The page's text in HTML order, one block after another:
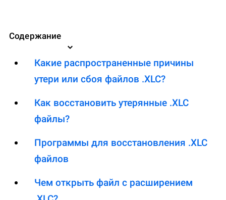
Содержание
Какие распространенные причины
утери или сбоя файлов .XLC?
Как восстановить утерянные .XLC
файлы?
Программы для восстановления .XLC
файлов
Чем открыть файл с расширением